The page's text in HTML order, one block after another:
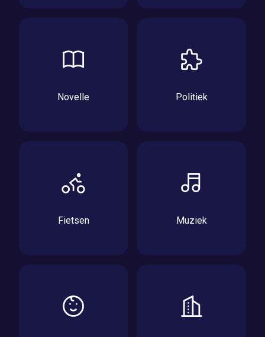
Novelle Politiek
Fietsen Muziek